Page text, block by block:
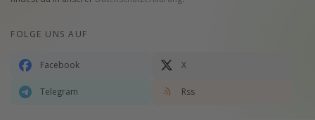
FOLGE UNS AUF
Facebook X
Telegram Rss